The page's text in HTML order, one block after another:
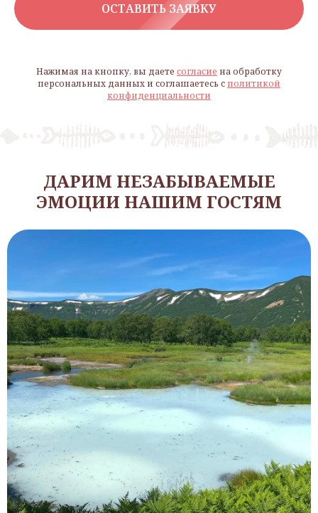
ОСТАВИТЬ ЗАЯВКУ
Нажимая на кнопку, вы даете согласие на обработку
персональных данных и соглашаетесь c политикой
конфиденциальности
ДАРИМ НЕЗАБЫВАЕМЫЕ
ЭМОЦИИ НАШИМ ГОСТЯМ